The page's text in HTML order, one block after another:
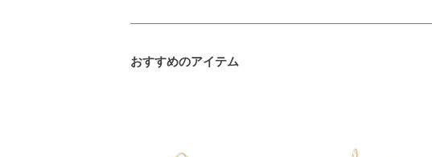
おすすめのアイテム